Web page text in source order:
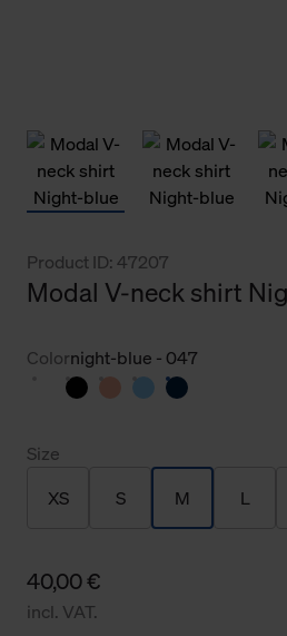
Product ID: 47207
Modal V-neck shirt
Colornight-blue - 047
Size
XS S M L
40,00 €
incl. VAT.